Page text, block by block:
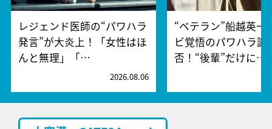
レジェンド医師の“パワハラ
発言”が大炎上！「女性はほ
んと無理」「…
2026.08.06
“ベテラン”船越英一
ビ覚悟のパワハラ謝
否！“後輩”だけに…